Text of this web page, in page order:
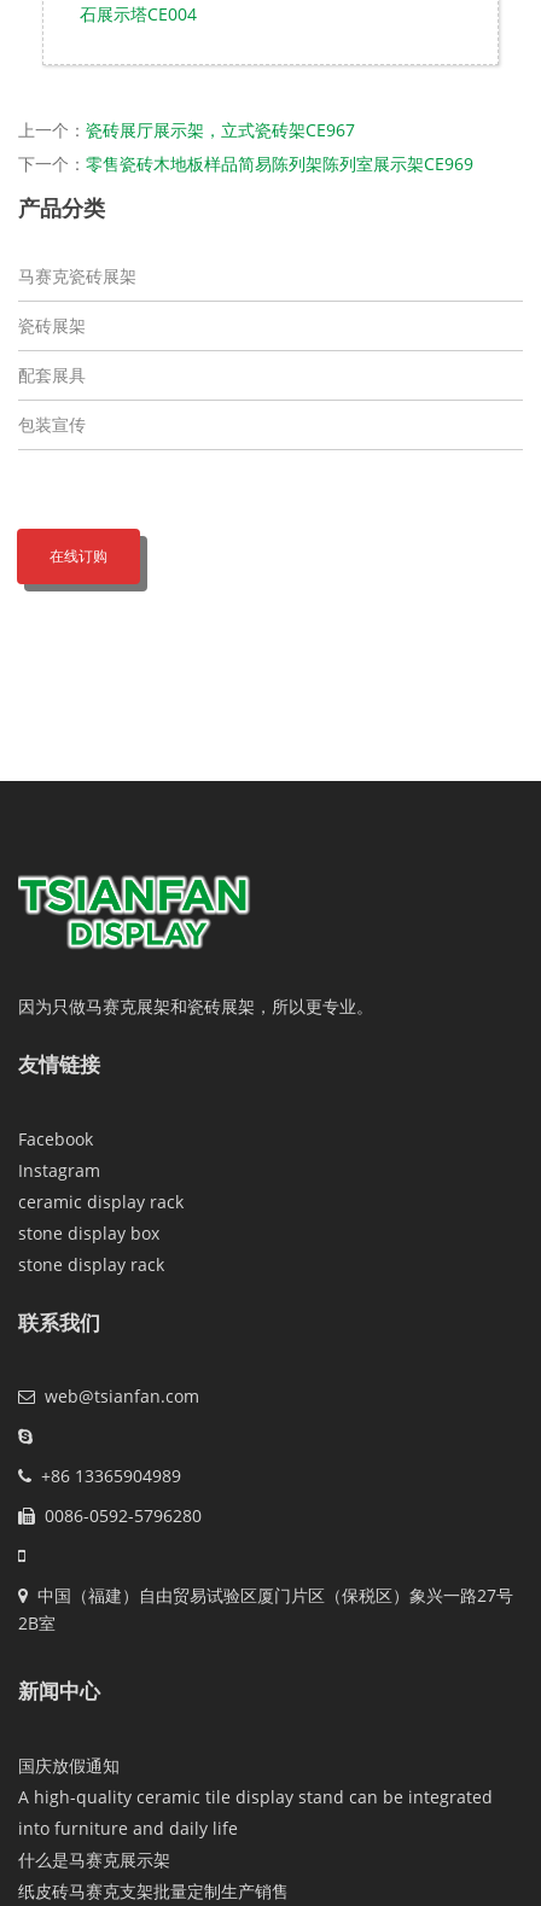
石展示塔CE004
上一个： 瓷砖展厅展示架，立式瓷砖架CE967
下一个： 零售瓷砖木地板样品简易陈列架陈列室展示架CE969
产品分类
马赛克瓷砖展架
瓷砖展架
配套展具
包装宣传
在线订购
因为只做马赛克展架和瓷砖展架，所以更专业。
友情链接
Facebook
Instagram
ceramic display rack
stone display box
stone display rack
联系我们
web@tsianfan.com
+86 13365904989
0086-0592-5796280
中国（福建）自由贸易试验区厦门片区（保税区）象兴一路27号
2B室
新闻中心
国庆放假通知
A high-quality ceramic tile display stand can be integrated
into furniture and daily life
什么是马赛克展示架
纸皮砖马赛克支架批量定制生产销售